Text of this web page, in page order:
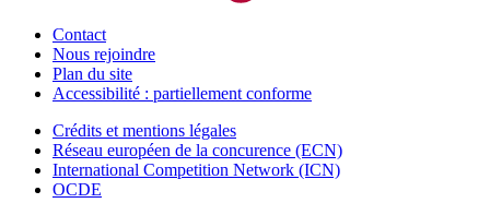
Contact
Nous rejoindre
Plan du site
Accessibilité : partiellement conforme
Crédits et mentions légales
Réseau européen de la concurence (ECN)
International Competition Network (ICN)
OCDE